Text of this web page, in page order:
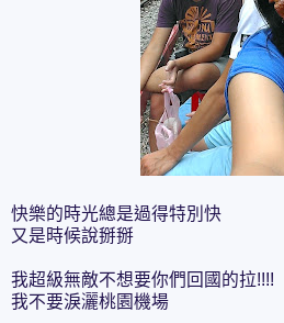
快樂的時光總是過得特別快
又是時候說掰掰
我超級無敵不想要你們回國的拉!!!!
我不要淚灑桃園機場